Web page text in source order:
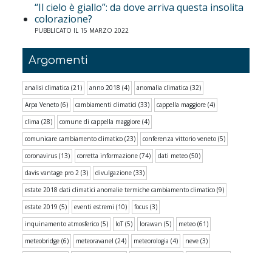
“Il cielo è giallo”: da dove arriva questa insolita
colorazione?
PUBBLICATO IL 15 MARZO 2022
Argomenti
analisi climatica (21) anno 2018 (4) anomalia climatica (32)
Arpa Veneto (6) cambiamenti climatici (33) cappella maggiore (4)
clima (28) comune di cappella maggiore (4)
comunicare cambiamento climatico (23) conferenza vittorio veneto (5)
coronavirus (13) corretta informazione (74) dati meteo (50)
davis vantage pro 2 (3) divulgazione (33)
estate 2018 dati climatici anomalie termiche cambiamento climatico (9)
estate 2019 (5) eventi estremi (10) focus (3)
inquinamento atmosferico (5) IoT(5) lorawan (5) meteo (61)
meteobridge (6) meteoravanel (24) meteorologia (4) neve (3)